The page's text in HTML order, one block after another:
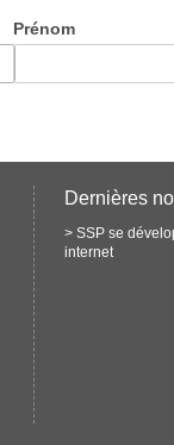
Prénom
Dernières
> SSP se
internet